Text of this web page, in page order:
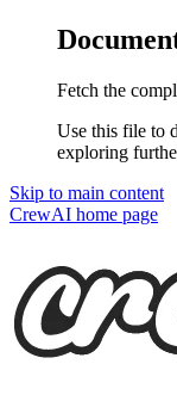
Fetch the
Use this file to
exploring
Skip to main content
CrewAI home page